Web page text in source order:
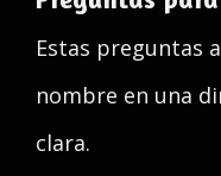
Estas preguntas
nombre en una
clara.